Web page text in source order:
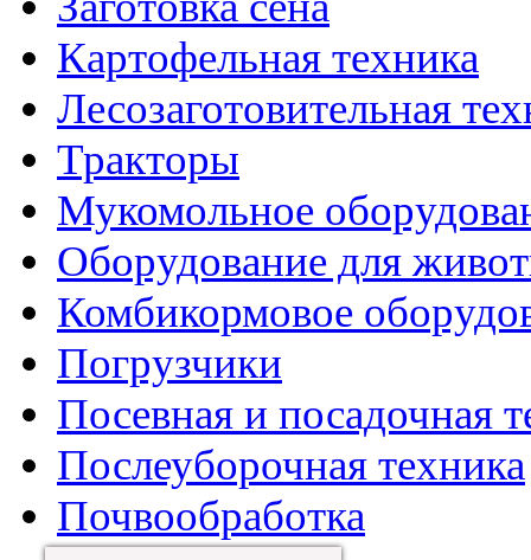
Картофельная техника
Лесозаготовительная
Тракторы
Мукомольное
Оборудование для
Комбикормовое
Погрузчики
Посевная и посадочная
Послеуборочная техника
Почвообработка